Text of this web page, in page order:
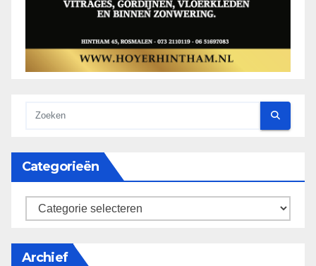
Categorieën
categorieën
Archief